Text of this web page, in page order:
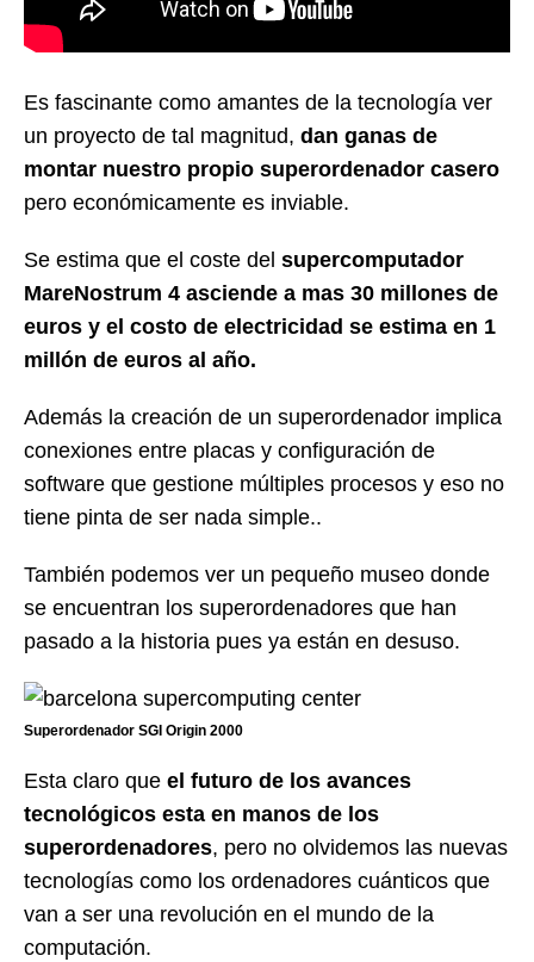
Es fascinante como amantes de la tecnología ver
un proyecto de tal magnitud, dan ganas de
montar nuestro propio superordenador casero
pero económicamente es inviable.
Se estima que el coste del supercomputador
MareNostrum 4 asciende a mas 30 millones de
euros y el costo de electricidad se estima en 1
millón de euros al año.
Además la creación de un superordenador implica
conexiones entre placas y configuración de
software que gestione múltiples procesos y eso no
tiene pinta de ser nada simple..
También podemos ver un pequeño museo donde
se encuentran los superordenadores que han
pasado a la historia pues ya están en desuso.
Superordenador SGI Origin 2000
Esta claro que el futuro de los avances
tecnológicos esta en manos de los
superordenadores, pero no olvidemos las nuevas
tecnologías como los ordenadores cuánticos que
van a ser una revolución en el mundo de la
computación.